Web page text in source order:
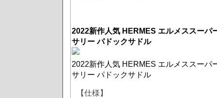
2022新作人気 HERMES エルメススーパ
サリー パドックサドル
2022新作人気 HERMES エルメススーパ
サリー パドックサドル
【仕様】